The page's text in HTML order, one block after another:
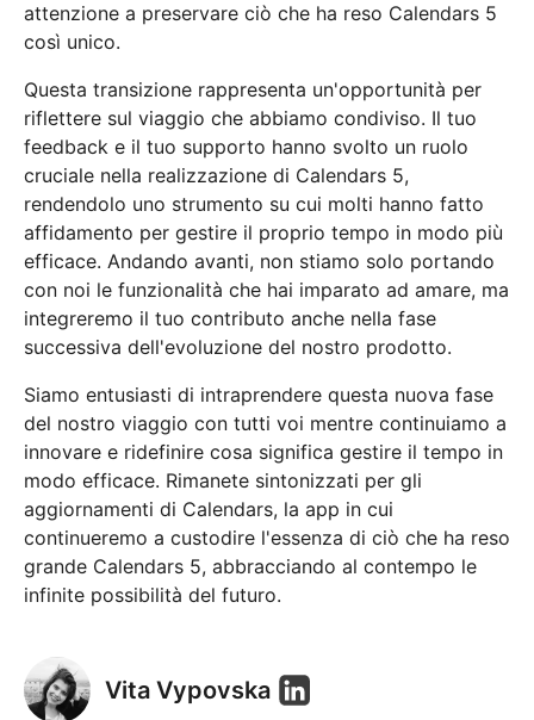
attenzione a preservare ciò che ha reso Calendars 5
così unico.
Questa transizione rappresenta un'opportunità per
riflettere sul viaggio che abbiamo condiviso. Il tuo
feedback e il tuo supporto hanno svolto un ruolo
cruciale nella realizzazione di Calendars 5,
rendendolo uno strumento su cui molti hanno fatto
affidamento per gestire il proprio tempo in modo più
efficace. Andando avanti, non stiamo solo portando
con noi le funzionalità che hai imparato ad amare, ma
integreremo il tuo contributo anche nella fase
successiva dell'evoluzione del nostro prodotto.
Siamo entusiasti di intraprendere questa nuova fase
del nostro viaggio con tutti voi mentre continuiamo a
innovare e ridefinire cosa significa gestire il tempo in
modo efficace. Rimanete sintonizzati per gli
aggiornamenti di Calendars, la app in cui
continueremo a custodire l'essenza di ciò che ha reso
grande Calendars 5, abbracciando al contempo le
infinite possibilità del futuro.
Vita Vypovska